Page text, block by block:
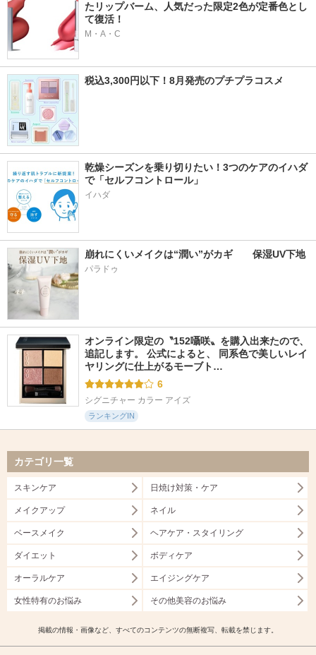
たリップバーム、人気だった限定2色が定番色とし
て復活！
M・A・C
税込3,300円以下！8月発売のプチプラコスメ
乾燥シーズンを乗り切りたい！3つのケアのイハダ
で「セルフコントロール」
イハダ
崩れにくいメイクは“潤い”がカギ　　保湿UV下地
パラドゥ
オンライン限定の〝152囁咲〟を購入出来たので、
追記します。 公式によると、 同系色で美しいレイ
ヤリングに仕上がるモーブト…
6
シグニチャー カラー アイズ
ランキングIN
カテゴリ一覧
スキンケア 日焼け対策・ケア
メイクアップ ネイル
ベースメイク ヘアケア・スタイリング
ダイエット ボディケア
オーラルケア エイジングケア
女性特有のお悩み その他美容のお悩み
掲載の情報・画像など、すべてのコンテンツの無断複写、転載を禁じます。